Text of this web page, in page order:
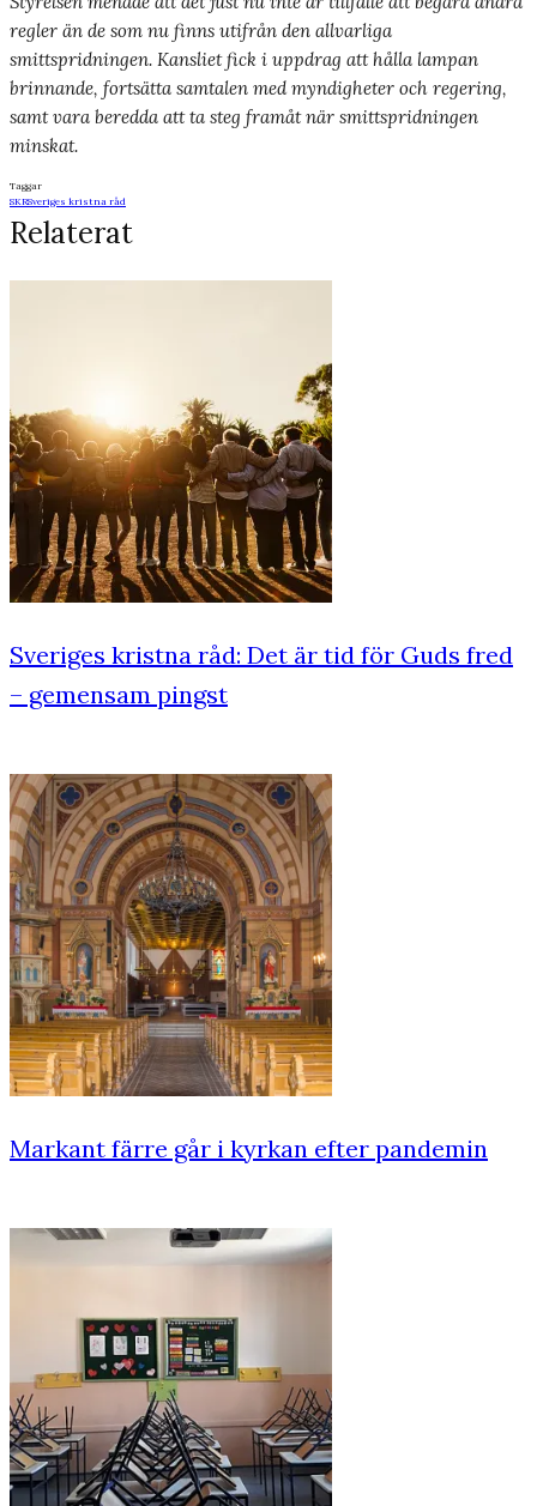
regler än de som nu finns utifrån den allvarliga
smittspridningen. Kansliet fick i uppdrag att hålla lampan
brinnande, fortsätta samtalen med myndigheter och regering,
samt vara beredda att ta steg framåt när smittspridningen
minskat.
Taggar
SKRSveriges kristna råd
Relaterat
Sveriges kristna råd: Det är tid för Guds fred
– gemensam pingst
Markant färre går i kyrkan efter pandemin